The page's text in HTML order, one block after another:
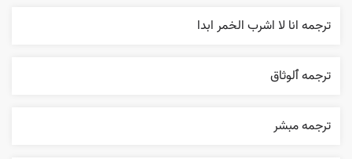
ترجمه انا لا اشرب الخمر ابدا
ترجمه ٱلوثاق
ترجمه مبشر